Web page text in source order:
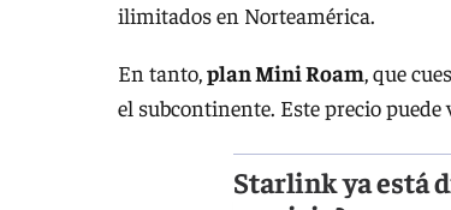
ilimitados en Norteamérica.
En tanto,plan Mini Roam, que
el subcontinente. Este precio
Starlink ya está